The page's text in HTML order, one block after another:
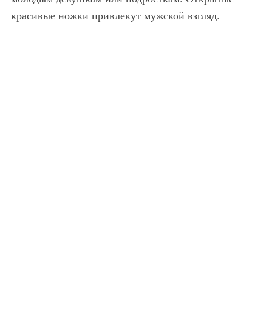
красивые ножки привлекут мужской взгляд.